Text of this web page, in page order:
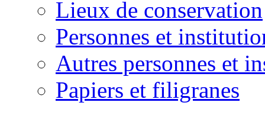
Lieux de conservation
Personnes et
Autres personnes et
Papiers et filigranes